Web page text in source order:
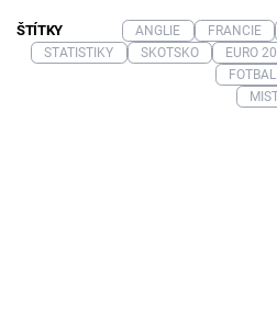
ŠTÍTKY ANGLIE FRANCIE
STATISTIKY
SKOTSKO EURO
FOTBAL